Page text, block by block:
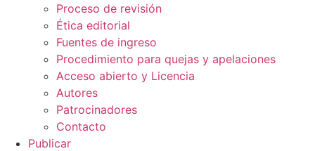
Proceso de revisión
Ética editorial
Fuentes de ingreso
Procedimiento para quejas y apelaciones
Acceso abierto y Licencia
Autores
Patrocinadores
Contacto
Publicar